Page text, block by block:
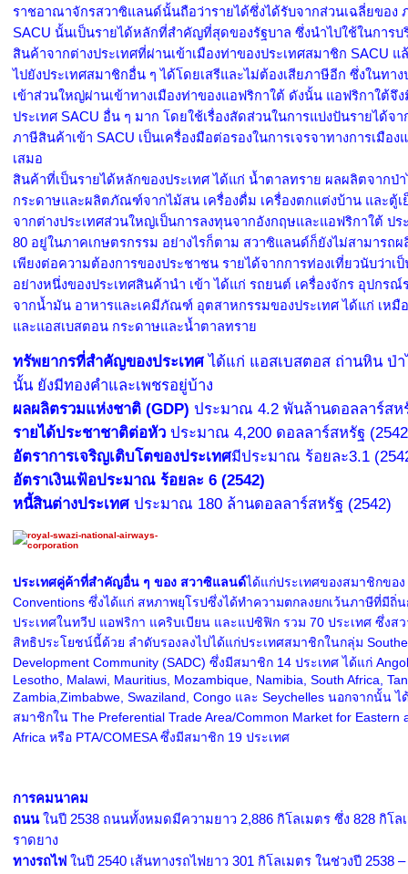
ราชอาณาจักรสวาซิแลนด์นั้นถือว่ารายได้ซึ่งได้รับจากส่วนเฉลี่ยของ
SACU นั้นเป็นรายได้หลักที่สำคัญที่สุดของรัฐบาล ซึ่งนำไปใช้ในการบ
สินค้าจากต่างประเทศที่ผ่านเข้าเมืองท่าของประเทศสมาชิก SACU แ
ไปยังประเทศสมาชิกอื่น ๆ ได้โดยเสรีและไม่ต้องเสียภาษีอีก ซึ่งในทา
เข้าส่วนใหญ่ผ่านเข้าทางเมืองท่าของแอฟริกาใต้ ดังนั้น แอฟริกาใต้จึ
ประเทศ SACU อื่น ๆ มาก โดยใช้เรื่องสัดส่วนในการแบ่งปันรายได้จา
ภาษีสินค้าเข้า SACU เป็นเครื่องมือต่อรองในการเจรจาทางการเมือง
เสมอ
สินค้าที่เป็นรายได้หลักของประเทศ ได้แก่ น้ำตาลทราย ผลผลิตจากป่า
กระดาษและผลิตภัณฑ์จากไม้สน เครื่องดื่ม เครื่องตกแต่งบ้าน และตู้เ
จากต่างประเทศส่วนใหญ่เป็นการลงทุนจากอังกฤษและแอฟริกาใต้ ป
80 อยู่ในภาคเกษตรกรรม อย่างไรก็ตาม สวาซิแลนด์ก็ยังไม่สามารถ
เพียงต่อความต้องการของประชาชน รายได้จากการท่องเที่ยวนับว่าเ
อย่างหนึ่งของประเทศสินค้านำ เข้า ได้แก่ รถยนต์ เครื่องจักร อุปกร
จากน้ำมัน อาหารและเคมีภัณฑ์ อุตสาหกรรมของประเทศ ได้แก่ เหมื
และแอสเบสตอน กระดาษและน้ำตาลทราย
ทรัพยากรที่สำคัญของประเทศ ได้แก่ แอสเบสตอส ถ่านหิน ป่
นั้น ยังมีทองคำและเพชรอยู่บ้าง
ผลผลิตรวมแห่งชาติ (GDP) ประมาณ 4.2 พันล้านดอลลาร์สห
รายได้ประชาชาติต่อหัว ประมาณ 4,200 ดอลลาร์สหรัฐ
อัตราการเจริญเติบโตของประเทศมีประมาณ ร้อยละ3.1
อัตราเงินเฟ้อประมาณ ร้อยละ 6 (2542)
หนี้สินต่างประเทศ ประมาณ 180 ล้านดอลลาร์สหรัฐ (2542)
ประเทศคู่ค้าที่สำคัญอื่น ๆ ของ สวาซิแลนด์ได้แก่ประเทศของสมาชิกของ
Conventions ซึ่งได้แก่ สหภาพยุโรปซึ่งได้ทำความตกลงยกเว้นภาษีที่มีถิ่น
ประเทศในทวีป แอฟริกา แคริบเบียน และแปซิฟิก รวม 70 ประเทศ ซึ่งส
สิทธิประโยชน์นี้ด้วย ลำดับรองลงไปได้แก่ประเทศสมาชิกในกลุ่ม
Development Community (SADC) ซึ่งมีสมาชิก 14 ประเทศ ได้แก่
Lesotho, Malawi, Mauritius, Mozambique, Namibia, South Africa,
Zambia,Zimbabwe, Swaziland, Congo และ Seychelles นอกจากนั้น ไ
สมาชิกใน The Preferential Trade Area/Common Market for Eastern
Africa หรือ PTA/COMESA ซึ่งมีสมาชิก 19 ประเทศ
การคมนาคม
ถนนในปี 2538 ถนนทั้งหมดมีความยาว 2,886 กิโลเมตร ซึ่ง 828 กิโล
ราดยาง
ทางรถไฟ ในปี 2540 เส้นทางรถไฟยาว 301 กิโลเมตร ในช่วงปี 2538